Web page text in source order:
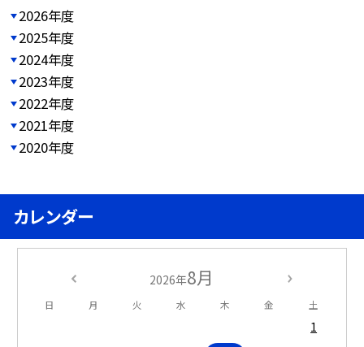
2026年度
2025年度
2024年度
2023年度
2022年度
2021年度
2020年度
カレンダー
2026年8月
日 月 火 水 木 金 土
1